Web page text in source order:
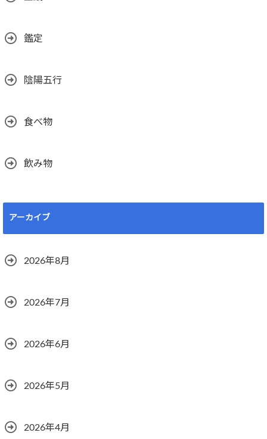
鑑定
陰陽五行
食べ物
飲み物
アーカイブ
2026年8月
2026年7月
2026年6月
2026年5月
2026年4月